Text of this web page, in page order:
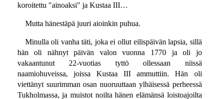
koroitettu "ainoaksi" ja Kustaa III…
Mutta hänestäpä juuri aioinkin puhua.
Minulla oli vanha täti, joka ei ollut eilispäivän lapsia, sillä
hän oli nähnyt päivän valon vuonna 1770 ja oli jo
vakaantunut 22-vuotias tyttö ollessaan niissä
naamiohuveissa, joissa Kustaa III ammuttiin. Hän oli
viettänyt suurimman osan nuoruuttaan ylhäisessä perheessä
Tukholmassa, ja muistot noilta hänen elämänsä loistoajoilta